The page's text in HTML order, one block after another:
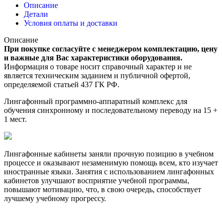
Описание
Детали
Условия оплаты и доставки
Описание
При покупке согласуйте с менеджером комплектацию, цену
и важные для Вас характеристики оборудования.
Информация о товаре носит справочный характер и не
является техническим заданием и публичной офертой,
определяемой статьей 437 ГК РФ.
Лингафонный программно-аппаратный комплекс для
обучения синхронному и последовательному переводу на 15 +
1 мест.
Лингафонные кабинеты заняли прочную позицию в учебном
процессе и оказывают незаменимую помощь всем, кто изучает
иностранные языки. Занятия с использованием лингафонных
кабинетов улучшают восприятие учебной программы,
повышают мотивацию, что, в свою очередь, способствует
лучшему учебному прогрессу.